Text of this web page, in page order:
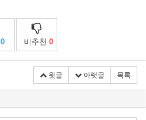
0 비추천 0
윗글 아랫글 목록